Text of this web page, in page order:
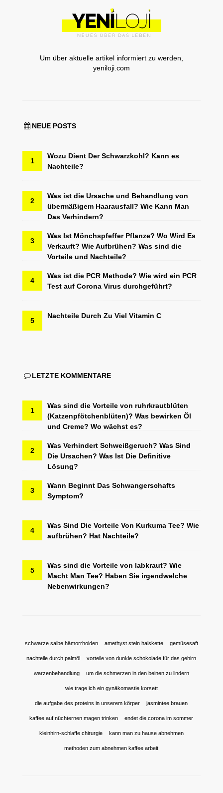
Um über aktuelle artikel informiert zu werden,
yeniloji.com
NEUE POSTS
1
Wozu Dient Der Schwarzkohl? Kann es
Nachteile?
2
Was ist die Ursache und Behandlung von
übermäßigem Haarausfall? Wie Kann Man
Das Verhindern?
3
Was Ist Mönchspfeffer Pflanze? Wo Wird Es
Verkauft? Wie Aufbrühen? Was sind die
Vorteile und Nachteile?
4
Was ist die PCR Methode? Wie wird ein PCR
Test auf Corona Virus durchgeführt?
5
Nachteile Durch Zu Viel Vitamin C
LETZTE KOMMENTARE
1
Was sind die Vorteile von ruhrkrautblüten
(Katzenpfötchenblüten)? Was bewirken Öl
und Creme? Wo wächst es?
2
Was Verhindert Schweißgeruch? Was Sind
Die Ursachen? Was Ist Die Definitive
Lösung?
3
Wann Beginnt Das Schwangerschafts
Symptom?
4
Was Sind Die Vorteile Von Kurkuma Tee? Wie
aufbrühen? Hat Nachteile?
5
Was sind die Vorteile von labkraut? Wie
Macht Man Tee? Haben Sie irgendwelche
Nebenwirkungen?
schwarze salbe hämorrhoiden amethyst stein halskette gemüsesaft
nachteile durch palmöl vorteile von dunkle schokolade für das gehirn
warzenbehandlung um die schmerzen in den beinen zu lindern
wie trage ich ein gynäkomastie korsett
die aufgabe des proteins in unserem körper jasmintee brauen
kaffee auf nüchternen magen trinken endet die corona im sommer
kleinhirn-schlaffe chirurgie kann man zu hause abnehmen
methoden zum abnehmen kaffee arbeit